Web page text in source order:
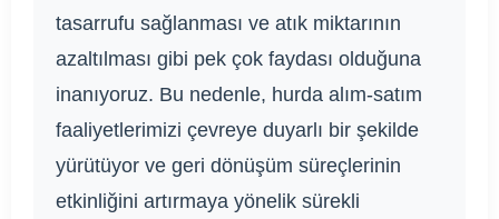
tasarrufu sağlanması ve atık miktarının
azaltılması gibi pek çok faydası olduğuna
inanıyoruz. Bu nedenle, hurda alım-satım
faaliyetlerimizi çevreye duyarlı bir şekilde
yürütüyor ve geri dönüşüm süreçlerinin
etkinliğini artırmaya yönelik sürekli